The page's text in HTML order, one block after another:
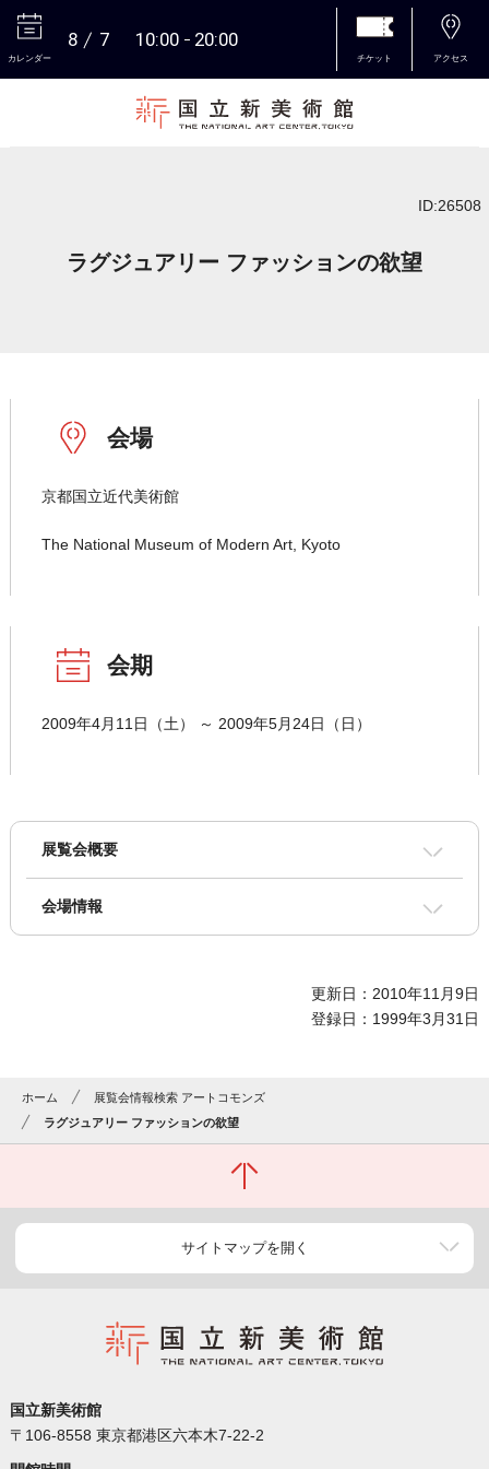
カレンダー
8 7 10:00 20:00
チケット アクセス
ID:26508
ラグジュアリー ファッションの欲望
会場
京都国立近代美術館
The National Museum of Modern Art, Kyoto
会期
2009年4月11日（土） ～ 2009年5月24日（日）
展覧会概要
会場情報
更新日：2010年11月9日
登録日：1999年3月31日
ホーム
展覧会情報検索 アートコモンズ
ラグジュアリー ファッションの欲望
サイトマップを開く
国立新美術館
〒106-8558 東京都港区六本木7-22-2